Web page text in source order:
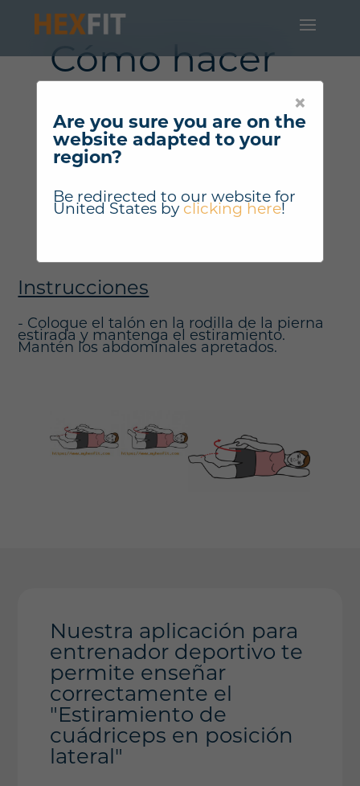
×
Are you sure you are on the
website adapted to your
region?
Be redirected to our website for
United Statesby clicking here!
Cómo hacer
"Estiramiento
de cuádriceps
en posición
lateral" ?
Instrucciones
- Coloque el talón en la rodilla de la pierna
estirada y mantenga el estiramiento.
Mantén los abdominales apretados.
Nuestra aplicación para
entrenador deportivo te
permite enseñar
correctamente el
"Estiramiento de
cuádriceps en posición
lateral"